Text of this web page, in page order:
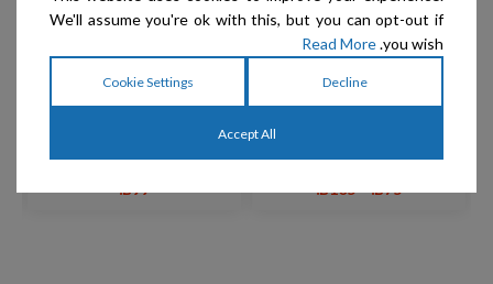
חלבון משי נוזלי לגימור ועיצוב
₪75
–
₪105
Pure Paws – קצף להגברת
הנפח
₪99
We'll assume you're ok with this, but you can opt-out if
you wish.
Read More
Decline
Cookie Settings
Accept All